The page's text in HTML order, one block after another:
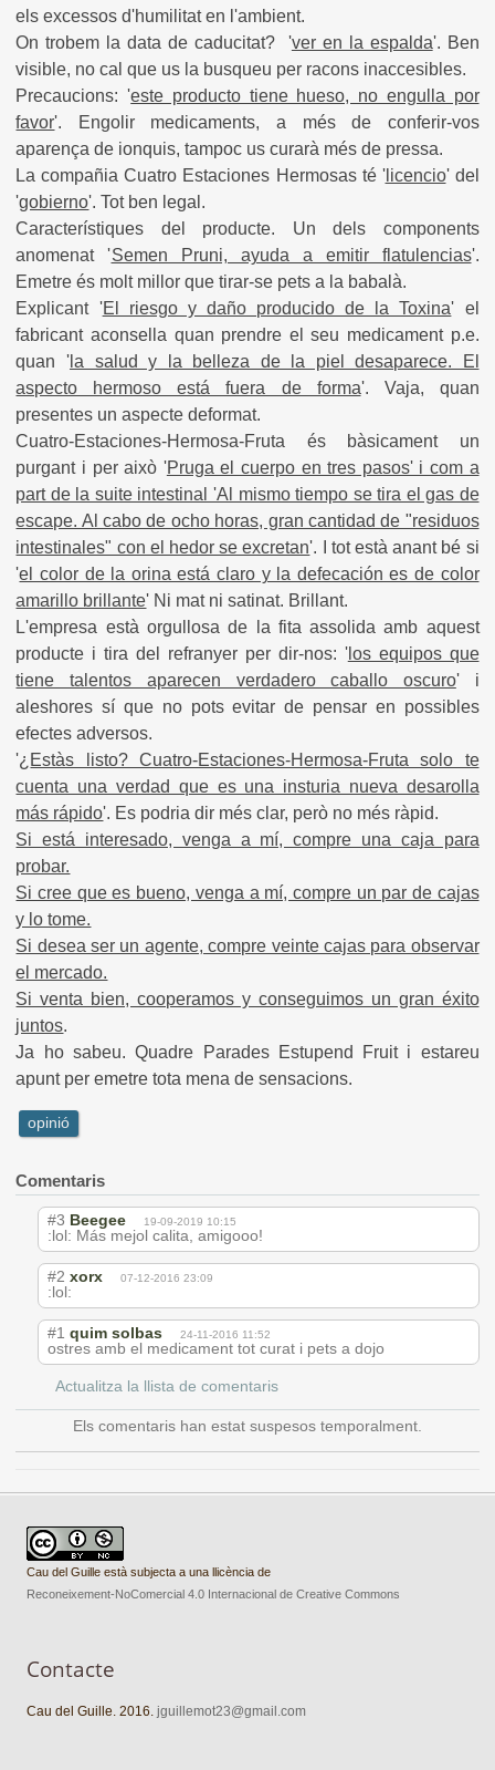
els excessos d'humilitat en l'ambient.
On trobem la data de caducitat? 'ver en la espalda'. Ben
visible, no cal que us la busqueu per racons inaccesibles.
Precaucions: 'este producto tiene hueso, no engulla por
favor'. Engolir medicaments, a més de conferir-vos
aparença de ionquis, tampoc us curarà més de pressa.
La compañia Cuatro Estaciones Hermosas té 'licencio' del
'gobierno'. Tot ben legal.
Característiques del producte. Un dels components
anomenat 'Semen Pruni, ayuda a emitir flatulencias'.
Emetre és molt millor que tirar-se pets a la babalà.
Explicant 'El riesgo y daño producido de la Toxina' el
fabricant aconsella quan prendre el seu medicament p.e.
quan ' la salud y la belleza de la piel desaparece. El
aspecto hermoso está fuera de forma'. Vaja, quan
presentes un aspecte deformat.
Cuatro-Estaciones-Hermosa-Fruta és bàsicament un
purgant i per això 'Pruga el cuerpo en tres pasos' i com a
part de la suite intestinal 'Al mismo tiempo se tira el gas de
escape. Al cabo de ocho horas, gran cantidad de "residuos
intestinales" con el hedor se excretan'. I tot està anant bé si
'el color de la orina está claro y la defecación es de color
amarillo brillante' Ni mat ni satinat. Brillant.
L'empresa està orgullosa de la fita assolida amb aquest
producte i tira del refranyer per dir-nos: 'los equipos que
tiene talentos aparecen verdadero caballo oscuro' i
aleshores sí que no pots evitar de pensar en possibles
efectes adversos.
'¿ Estàs listo? Cuatro-Estaciones-Hermosa-Fruta solo te
cuenta una verdad que es una insturia nueva desarolla
más rápido'. Es podria dir més clar, però no més ràpid.
Si está interesado, venga a mí, compre una caja para
probar.
Si cree que es bueno, venga a mí, compre un par de cajas
y lo tome.
Si desea ser un agente, compre veinte cajas para observar
el mercado.
Si venta bien, cooperamos y conseguimos un gran éxito
juntos.
Ja ho sabeu. Quadre Parades Estupend Fruit i estareu
apunt per emetre tota mena de sensacions.
opinió
Comentaris
#3 Beegee 19-09-2019 10:15
:lol: Más mejol calita, amigooo!
#2 xorx 07-12-2016 23:09
:lol:
#1 quim solbas 24-11-2016 11:52
ostres amb el medicament tot curat i pets a dojo
Actualitza la llista de comentaris
Els comentaris han estat suspesos temporalment.
Cau del Guille està subjecta a una llicència de
Reconeixement-NoComercial 4.0 Internacional de Creative Commons
Contacte
Cau del Guille. 2016.jguillemot23@gmail.com